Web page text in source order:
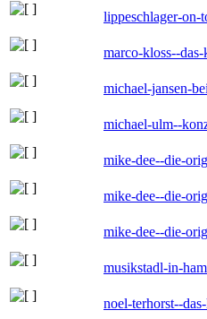
lippeschlager-on-
marco-kloss--
michael-jansen-
michael-ulm--
mike-dee--die-
mike-dee--die-
mike-dee--die-
musikstadl-in-
noel-terhorst--